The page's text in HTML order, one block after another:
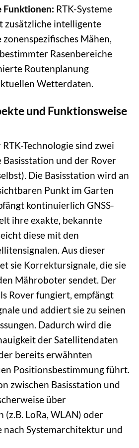
RTK-Systeme
zusätzliche intelligente
Mähen,
Rasenbereiche
Routenplanung
Wetterdaten.
und Funktionsweise
Technologie sind zwei
und der Rover
Die Basisstation wird an
Punkt im Garten
kontinuierlich GNSS-
ihre exakte, bekannte
diese mit den
Aus dieser
sie Korrektursignale, die sie
Mähroboter sendet. Der
Rover fungiert, empfängt
und addiert sie zu seinen
Dadurch wird die
der Satellitendaten
bereits erwähnten
Positionsbestimmung führt.
zwischen Basisstation und
über
LoRa, WLAN) oder
nach Systemarchitektur und